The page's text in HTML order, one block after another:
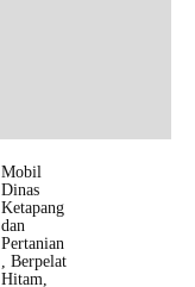
Mobil
Dinas
Ketapang
dan
Pertanian
, Berpelat
Hitam,